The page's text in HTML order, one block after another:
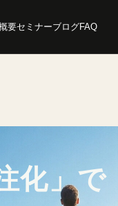
要セミナーブログFAQ
化」で